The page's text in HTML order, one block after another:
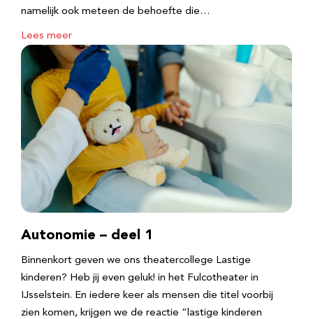
namelijk ook meteen de behoefte die…
Lees meer
Autonomie – deel 1
Binnenkort geven we ons theatercollege Lastige
kinderen? Heb jij even geluk! in het Fulcotheater in
IJsselstein. En iedere keer als mensen die titel voorbij
zien komen, krijgen we de reactie “lastige kinderen